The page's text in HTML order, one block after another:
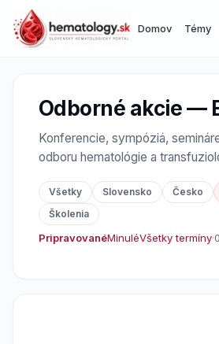
Domov Témy
Odborné akcie —
Konferencie, sympóziá,
odboru hematológie a
Všetky Slovensko Česko
Školenia
PripravovanéMinuléVšetky termíny·